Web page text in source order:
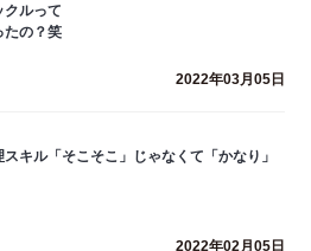
クルって
たの？笑
2022年03月05日
キル「そこそこ」じゃなくて「かなり」
2022年02月05日